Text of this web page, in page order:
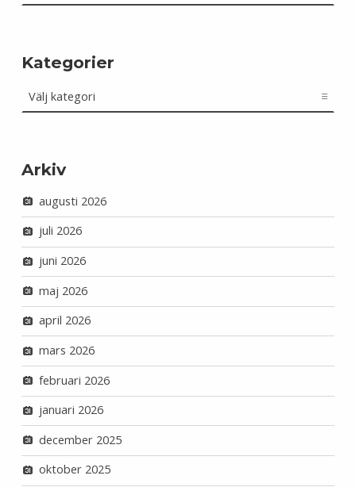
Kategorier
Arkiv
augusti 2026
juli 2026
juni 2026
maj 2026
april 2026
mars 2026
februari 2026
januari 2026
december 2025
oktober 2025